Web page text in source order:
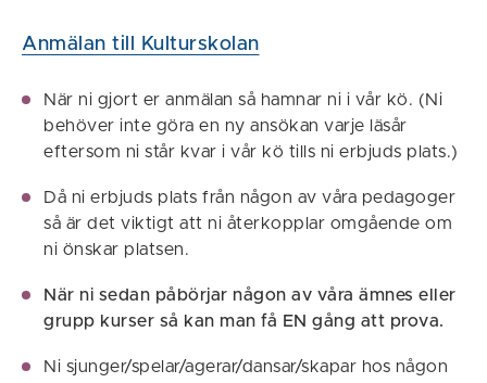
Anmälan till Kulturskolan
När ni gjort er anmälan så hamnar ni i vår kö. (Ni
behöver inte göra en ny ansökan varje läsår
eftersom ni står kvar i vår kö tills ni erbjuds plats.)
Då ni erbjuds plats från någon av våra pedagoger
så är det viktigt att ni återkopplar omgående om
ni önskar platsen.
När ni sedan påbörjar någon av våra ämnes eller
grupp kurser så kan man få EN gång att prova.
Ni sjunger/spelar/agerar/dansar/skapar hos någon